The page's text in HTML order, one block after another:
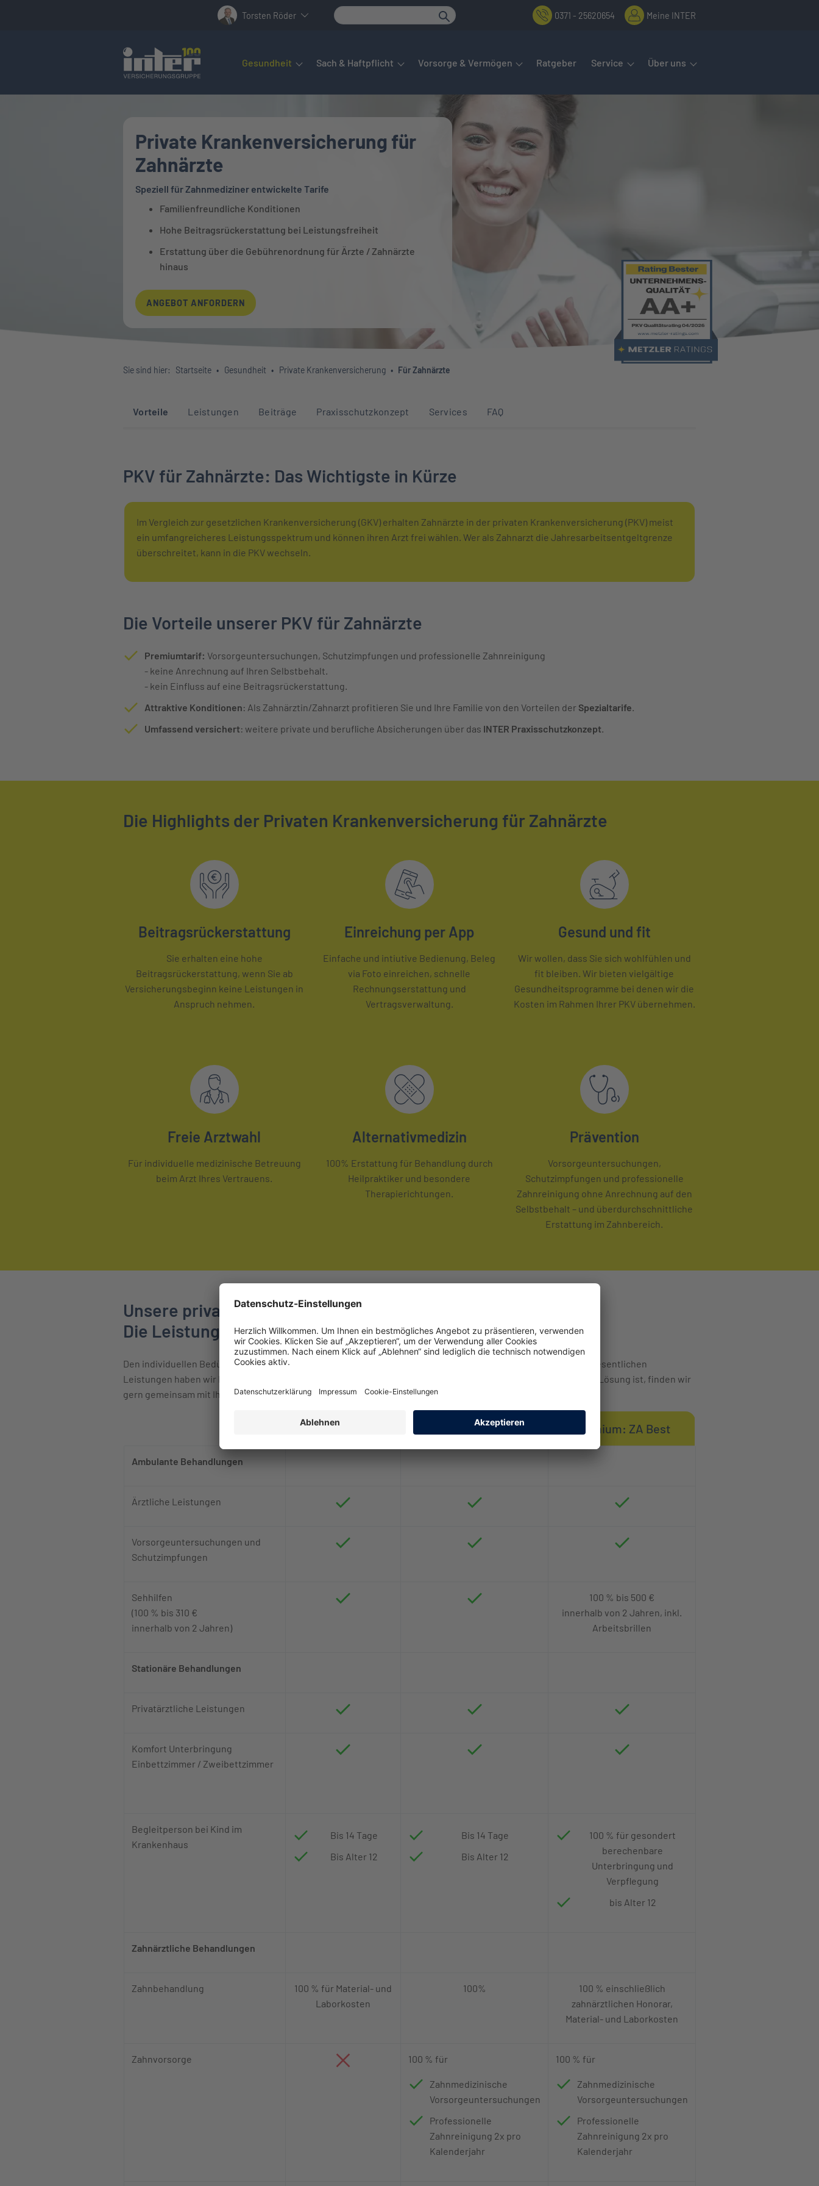
Torsten Röder 0371 - 25620654 Meine INTER
Hier befindet sich das Hauptmenü. Dieses lässt sich per Tab steuern. Untermenüs öffnet man mit der Leertaste oder Pfeil nach unten.
Gesundheit Sach & Haftpflicht Vorsorge & Vermögen Ratgeber Service Über uns
Private Krankenversicherung für
Zahnärzte
Speziell für Zahnmediziner entwickelte Tarife
Familienfreundliche Konditionen
Hohe Beitragsrückerstattung bei Leistungsfreiheit
Erstattung über die Gebührenordnung für Ärzte / Zahnärzte
hinaus
ANGEBOT ANFORDERN
Sie sind hier: Startseite Gesundheit Private Krankenversicherung Für Zahnärzte
Sprunglinks zu den Abschnitten auf dieser Seite
Vorteile Leistungen Beiträge Praxisschutzkonzept Services FAQ
PKV für Zahnärzte: Das Wichtigste in Kürze
Im Vergleich zur gesetzlichen Krankenversicherung (GKV) erhalten Zahnärzte in der privaten Krankenversicherung (PKV) meist
ein umfangreicheres Leistungsspektrum und können ihren Arzt frei wählen. Wer als Zahnarzt die Jahresarbeitsentgeltgrenze
überschreitet, kann in die PKV wechseln.
Die Vorteile unserer PKV für Zahnärzte
Premiumtarif: Vorsorgeuntersuchungen, Schutzimpfungen und professionelle Zahnreinigung
- keine Anrechnung auf Ihren Selbstbehalt.
- kein Einfluss auf eine Beitragsrückerstattung.
Attraktive Konditionen: Als Zahnärztin/Zahnarzt profitieren Sie und Ihre Familie von den Vorteilen der Spezialtarife
Umfassend versichert: weitere private und berufliche Absicherungen über das INTER Praxisschutzkonzept
Die Highlights der Privaten Krankenversicherung für Zahnärzte
Beitragsrückerstattung
Sie erhalten eine hohe
Beitragsrückerstattung, wenn Sie ab
Versicherungsbeginn keine Leistungen in
Anspruch nehmen.
Einreichung per App
Einfache und intiutive Bedienung, Beleg
via Foto einreichen, schnelle
Rechnungserstattung und
Vertragsverwaltung.
Gesund und fit
Wir wollen, dass Sie sich wohlfühlen und
fit bleiben. Wir bieten vielgältige
Gesundheitsprogramme bei denen wir die
Kosten im Rahmen Ihrer PKV übernehmen.
Freie Arztwahl
Für individuelle medizinische Betreuung
beim Arzt Ihres Vertrauens.
Alternativmedizin
100% Erstattung für Behandlung durch
Heilpraktiker und besondere
Therapierichtungen.
Prävention
Vorsorgeuntersuchungen,
Schutzimpfungen und professionelle
Zahnreinigung ohne Anrechnung auf den
Selbstbehalt – und überdurchschnittliche
Erstattung im Zahnbereich.
Unsere private Krankenversicherung für Zahnärzte -
Die Leistungen im Überblick
Den individuellen Bedürfnissen von Zahnärzten werden wir mit drei leistungsstarken Produkten gerecht. Die wesentlichen
Leistungen haben wir Ihnen gegenübergestellt. Welches Produkt für Sie und Ihre Lebenssituation die optimale Lösung ist, finden wir
gern gemeinsam mit Ihnen raus.
1. Spalte mit Leistungsbeschreibungen
Basis: ZAK U Exklusiv: ZAK VU + ZAZ U Premium: ZA Best
Ambulante Behandlungen
Ärztliche Leistungen
Vorsorgeuntersuchungen und
Schutzimpfungen
Sehhilfen
(100 % bis 310 €
innerhalb von 2 Jahren)
100 % bis 500 €
innerhalb von 2 Jahren, inkl.
Arbeitsbrillen
Stationäre Behandlungen
Privatärztliche Leistungen
Komfort Unterbringung
Einbettzimmer / Zweibettzimmer
Begleitperson bei Kind im
Krankenhaus
Bis 14 Tage
Bis Alter 12
Bis 14 Tage
Bis Alter 12
100 % für gesondert
berechenbare
Unterbringung und
Verpflegung
bis Alter 12
Zahnärztliche Behandlungen
Zahnbehandlung
100 % für Material- und
Laborkosten
100%
100 % einschließlich
zahnärztlichen Honorar,
Material- und Laborkosten
Zahnvorsorge 100 % für
Zahnmedizinische
Vorsorgeuntersuchungen
Professionelle
Zahnreinigung 2x pro
Kalenderjahr
100 % für
Zahnmedizinische
Vorsorgeuntersuchungen
Professionelle
Zahnreinigung 2x pro
Kalenderjahr